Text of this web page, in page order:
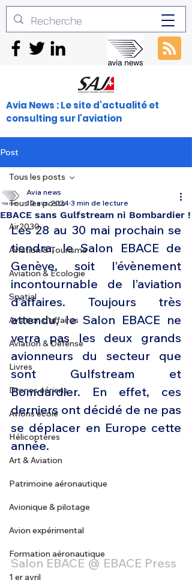
Avia News : Le site d'actualité et
consulting sur l'aviation
Post
Tous les posts
Air2030
Aviation & Tourisme
Aviation & Ecologie
Spatial
Aviation d'affaires
Aviation & Défense
Livres
Drones aériens
Avions école
Hélicoptères
Art & Aviation
Patrimoine aéronautique
Avionique & pilotage
Avion expérimental
Formation aéronautique
1 er avril
Tous les posts
EBACE sans Gulfstream ni Bombardier !
Avia news
10 avr. 2024 3 min de lecture
Les 28 au 30 mai prochain se
tiendra, le Salon EBACE de
Genève, soit l’évènement
incontournable de l’aviation
d’affaires. Toujours très
attendu, le Salon EBACE ne
verra pas les deux grands
avionneurs du secteur que
sont Gulfstream et
Bomdardier. En effet, ces
derniers ont décidé de ne pas
se déplacer en Europe cette
année.
Salon EBACE @ EBACE Press